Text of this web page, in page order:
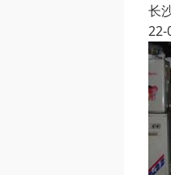
长
22-